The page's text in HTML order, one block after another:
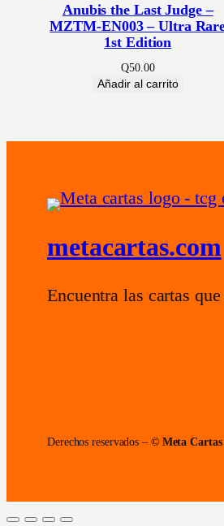
Anubis the Last Judge –
MZTM-EN003 – Ultra
1st Edition
Q50.00
Añadir al carrito
metacartas.com
Encuentra las cartas
Derechos reservados – © Meta Cartas